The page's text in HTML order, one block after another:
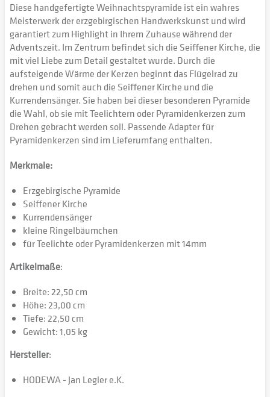
Diese handgefertigte Weihnachtspyramide ist ein wahres
Meisterwerk der erzgebirgischen Handwerkskunst und wird
garantiert zum Highlight in Ihrem Zuhause während der
Adventszeit. Im Zentrum befindet sich die Seiffener Kirche, die
mit viel Liebe zum Detail gestaltet wurde. Durch die
aufsteigende Wärme der Kerzen beginnt das Flügelrad zu
drehen und somit auch die Seiffener Kirche und die
Kurrendensänger. Sie haben bei dieser besonderen Pyramide
die Wahl, ob sie mit Teelichtern oder Pyramidenkerzen zum
Drehen gebracht werden soll. Passende Adapter für
Pyramidenkerzen sind im Lieferumfang enthalten.
Merkmale:
Erzgebirgische Pyramide
Seiffener Kirche
Kurrendensänger
kleine Ringelbäumchen
für Teelichte oder Pyramidenkerzen mit 14mm
Artikelmaße:
Breite: 22,50 cm
Höhe: 23,00 cm
Tiefe: 22,50 cm
Gewicht: 1,05 kg
Hersteller:
HODEWA - Jan Legler e.K.